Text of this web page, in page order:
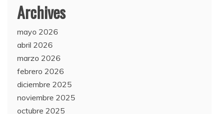
Archives
mayo 2026
abril 2026
marzo 2026
febrero 2026
diciembre 2025
noviembre 2025
octubre 2025